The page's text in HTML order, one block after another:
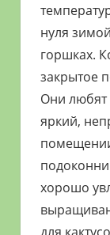
нуля
горшках.
закрытое
Они любят
яркий,
хорошо